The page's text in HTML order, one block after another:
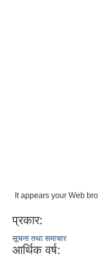
It appears your Web
प्रकार:
सूचना तथा समाचार
आर्थिक वर्ष: